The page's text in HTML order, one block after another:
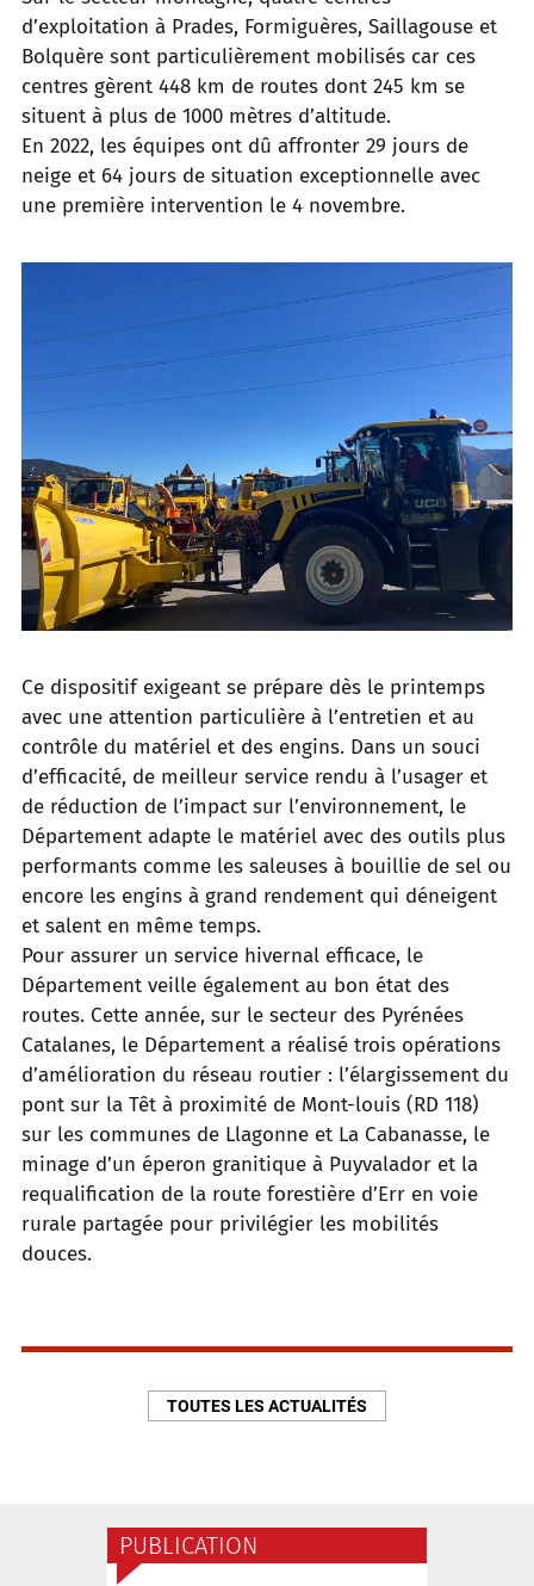
d’exploitation à Prades, Formiguères, Saillagouse et
Bolquère sont particulièrement mobilisés car ces
centres gèrent 448 km de routes dont 245 km se
situent à plus de 1000 mètres d’altitude.
En 2022, les équipes ont dû affronter 29 jours de
neige et 64 jours de situation exceptionnelle avec
une première intervention le 4 novembre.
Ce dispositif exigeant se prépare dès le printemps
avec une attention particulière à l’entretien et au
contrôle du matériel et des engins. Dans un souci
d’efficacité, de meilleur service rendu à l’usager et
de réduction de l’impact sur l’environnement, le
Département adapte le matériel avec des outils plus
performants comme les saleuses à bouillie de sel ou
encore les engins à grand rendement qui déneigent
et salent en même temps.
Pour assurer un service hivernal efficace, le
Département veille également au bon état des
routes. Cette année, sur le secteur des Pyrénées
Catalanes, le Département a réalisé trois opérations
d’amélioration du réseau routier : l’élargissement du
pont sur la Têt à proximité de Mont-louis (RD 118)
sur les communes de Llagonne et La Cabanasse, le
minage d’un éperon granitique à Puyvalador et la
requalification de la route forestière d’Err en voie
rurale partagée pour privilégier les mobilités
douces.
TOUTES LES ACTUALITÉS
PUBLICATION